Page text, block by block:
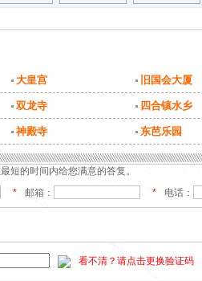
大皇宫 旧国会大厦
双龙寺 四合镇水乡
神殿寺 东芭乐园
短的时间内给您满意的答复。
* 邮箱： * 电话：
看不清？请点击更换验证码